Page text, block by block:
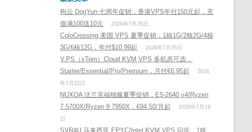
狗云 DogYun 七周年促销，香港VPS年付150元起，充
值满100送10元
2026年7月26日
ColoCrossing 美国 VPS 夏季促销，1核1G/2核2G/4核
3G/6核12G，年付$10.99起
2026年7月25日
V.PS（xTom）Cloud KVM VPS 多机房可选，
Starter/Essential/Pro/Premium，月付€6.95起
2026
年7月22日
NUXOA 法兰克福独服夏季促销，E5-2640 v4/Ryzen
7 5700X/Ryzen 9 7950X，€94.50/月起
2026年7月19
日
SVR4U 马来西亚 EPYC/Intel KVM VPS 闪促，1核